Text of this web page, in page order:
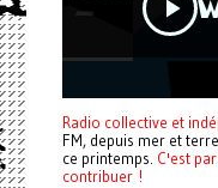
Radio collective et
FM, depuis mer et
ce printemps. C'est
contribuer !